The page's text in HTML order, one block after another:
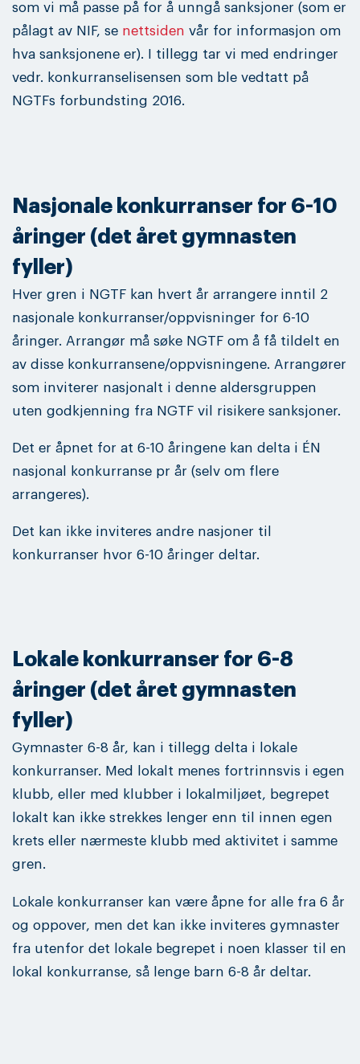
som vi må passe på for å unngå sanksjoner (som er
pålagt av NIF, se nettsiden vår for informasjon om
hva sanksjonene er). I tillegg tar vi med endringer
vedr. konkurranselisensen som ble vedtatt på
NGTFs forbundsting 2016.
Nasjonale konkurranser for 6-10
åringer (det året gymnasten
fyller)
Hver gren i NGTF kan hvert år arrangere inntil 2
nasjonale konkurranser/oppvisninger for 6-10
åringer. Arrangør må søke NGTF om å få tildelt en
av disse konkurransene/oppvisningene. Arrangører
som inviterer nasjonalt i denne aldersgruppen
uten godkjenning fra NGTF vil risikere sanksjoner.
Det er åpnet for at 6-10 åringene kan delta i ÉN
nasjonal konkurranse pr år (selv om flere
arrangeres).
Det kan ikke inviteres andre nasjoner til
konkurranser hvor 6-10 åringer deltar.
Lokale konkurranser for 6-8
åringer (det året gymnasten
fyller)
Gymnaster 6-8 år, kan i tillegg delta i lokale
konkurranser. Med lokalt menes fortrinnsvis i egen
klubb, eller med klubber i lokalmiljøet, begrepet
lokalt kan ikke strekkes lenger enn til innen egen
krets eller nærmeste klubb med aktivitet i samme
gren.
Lokale konkurranser kan være åpne for alle fra 6 år
og oppover, men det kan ikke inviteres gymnaster
fra utenfor det lokale begrepet i noen klasser til en
lokal konkurranse, så lenge barn 6-8 år deltar.